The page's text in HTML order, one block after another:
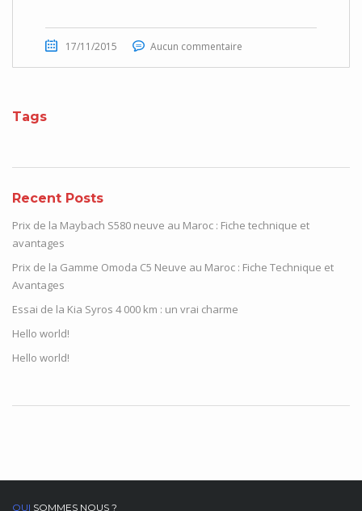
17/11/2015 Aucun commentaire
Tags
Recent Posts
Prix de la Maybach S580 neuve au Maroc : Fiche technique et
avantages
Prix de la Gamme Omoda C5 Neuve au Maroc : Fiche Technique et
Avantages
Essai de la Kia Syros 4 000 km : un vrai charme
Hello world!
Hello world!
QUI SOMMES NOUS ?